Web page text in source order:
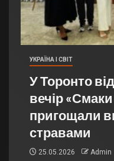
УКРАЇНА І СВІТ
У Торонто
вечір
пригощали
стравами
25.05.2026 Admin